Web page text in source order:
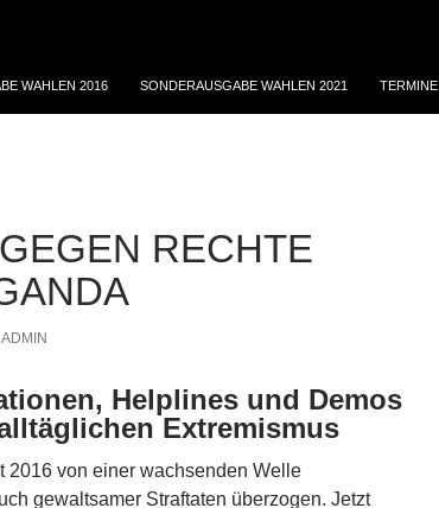
WAHLEN 2016 SONDERAUSGABE WAHLEN 2021 TERMINE
RECHTE
ADMIN
Helplines und Demos
Extremismus
2016 von einer wachsenden Welle
gewaltsamer Straftaten überzogen. Jetzt